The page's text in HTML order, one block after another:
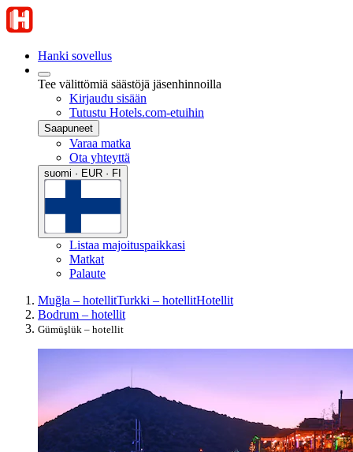
Hanki sovellus
Tee välittömiä säästöjä jäsenhinnoilla
Kirjaudu sisään
Tutustu Hotels.com-etuihin
Saapuneet
Varaa matka
Ota yhteyttä
suomi · EUR · FI
Listaa majoituspaikkasi
Matkat
Palaute
Muğla – hotellitTurkki – hotellitHotellit
Bodrum – hotellit
Gümüşlük – hotellit